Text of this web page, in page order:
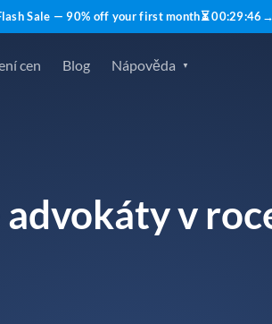
Sale — 90% off your first month⏳00:29:45 →
cen Blog Nápověda
advokáty v